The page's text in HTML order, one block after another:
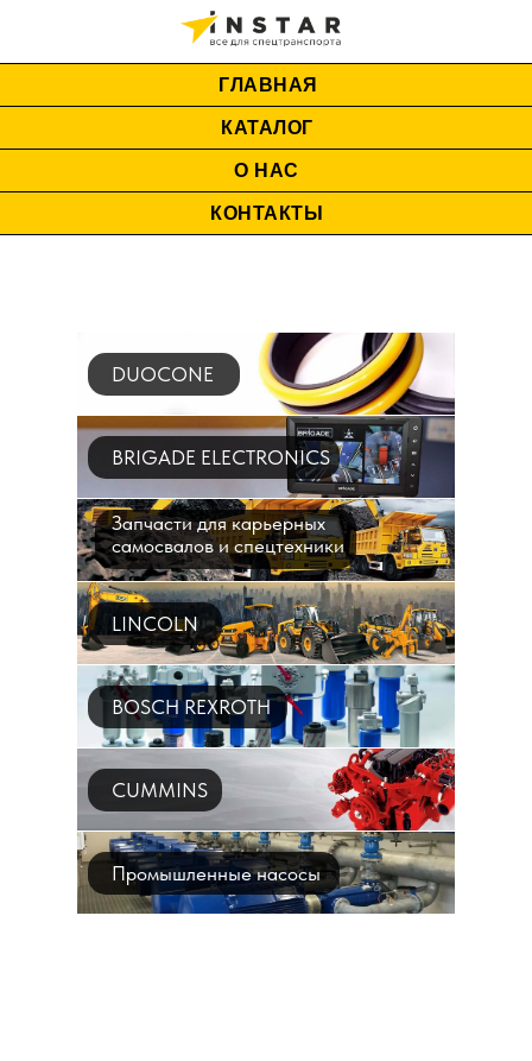
ГЛАВНАЯ
КАТАЛОГ
О НАС
КОНТАКТЫ
DUOCONE
BRIGADE ELECTRONICS
Запчасти для карьерных
самосвалов и спецтехники
LINCOLN
BOSCH REXROTH
CUMMINS
Промышленные насосы